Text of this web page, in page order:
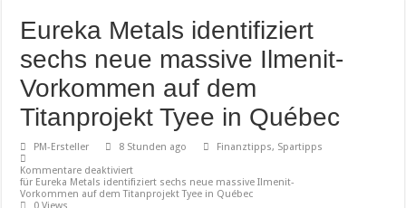
Eureka Metals identifiziert
sechs neue massive Ilmenit-
Vorkommen auf dem
Titanprojekt Tyee in Québec
PM-Ersteller 8 Stunden ago
Finanztipps, Spartipps
Kommentare deaktiviert
für Eureka Metals identifiziert sechs neue massive Ilmenit-
Vorkommen auf dem Titanprojekt Tyee in Québec